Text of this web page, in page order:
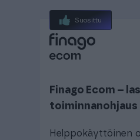
Suosittu
Finago Ecom –
toiminnanohjaus
Helppokäyttöinen